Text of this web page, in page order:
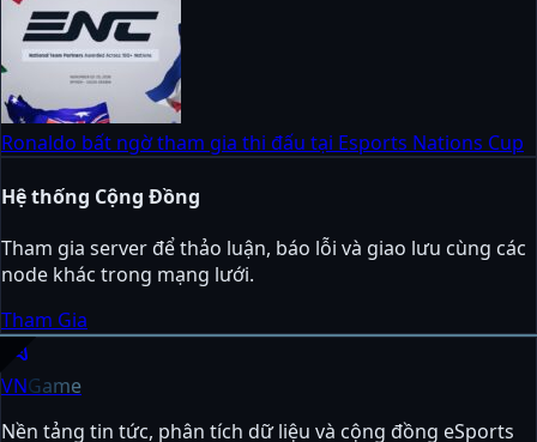
Ronaldo bất ngờ tham gia thi đấu tại Esports Nations Cup
Hệ thống Cộng Đồng
Tham gia server để thảo luận, báo lỗi và giao lưu cùng các
node khác trong mạng lưới.
Tham Gia
sports_esports
VNGame
Nền tảng tin tức, phân tích dữ liệu và cộng đồng eSports